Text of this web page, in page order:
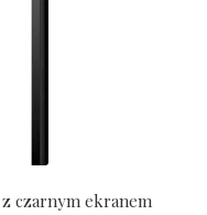
czarnym ekranem